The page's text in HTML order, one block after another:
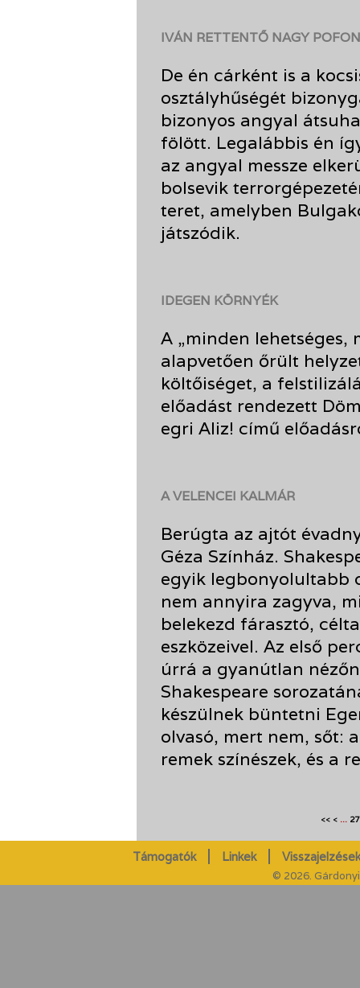
IVÁN RETTENTŐ NAGY
De én cárként is a
osztályhűségét
bizonyos angyal
fölött. Legalábbis én
az angyal messze
bolsevik
teret, amelyben
játszódik.
IDEGEN KÖRNYÉK
A „minden lehetséges,
alapvetően őrült
költőiséget, a
előadást rendezett
egri Aliz! című
A VELENCEI KALMÁR
Berúgta az ajtót
Géza Színház.
egyik legbonyolultabb
nem annyira zagyva,
belekezd fárasztó,
eszközeivel. Az első
úrrá a gyanútlan
Shakespeare
készülnek büntetni
olvasó, mert nem, sőt:
remek színészek, és a
<< < ... 27
Támogatók Linkek
© 2026.